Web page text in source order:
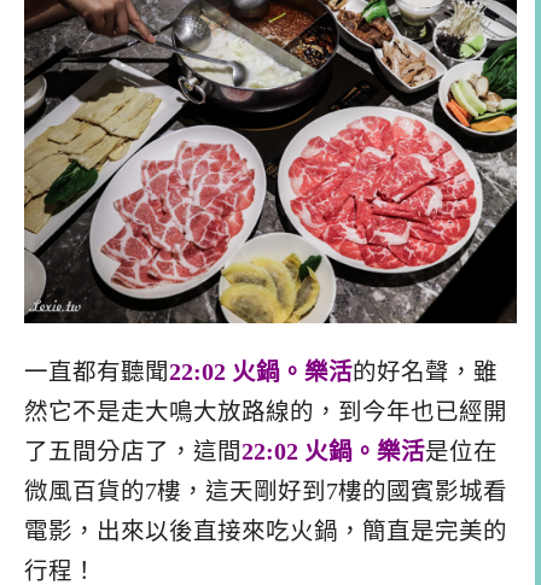
一直都有聽聞22:02 火鍋。樂活的好名聲，雖
然它不是走大鳴大放路線的，到今年也已經開
了五間分店了，這間22:02 火鍋。樂活是位在
微風百貨的7樓，這天剛好到7樓的國賓影城看
電影，出來以後直接來吃火鍋，簡直是完美的
行程！